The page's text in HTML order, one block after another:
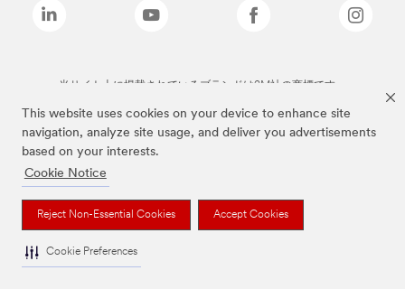
This website uses cookies on your device to enhance site
navigation, analyze site usage, and deliver you advertisements
based on your interests.
Cookie Notice
Reject Non-Essential Cookies Accept Cookies
Cookie Preferences
当サイト上に掲載されているブランドは3M社の商標です。